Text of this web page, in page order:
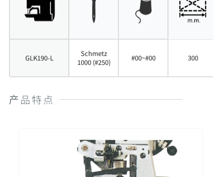
GLK190-L
Schmetz
1000 (#250)
#00~#00 300
产品特点